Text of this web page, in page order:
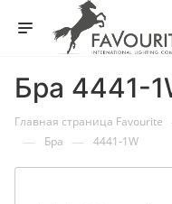
Бра 4441-
Главная страница Favourite
— Бра — 4441-1W